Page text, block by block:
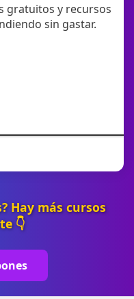
gratuitos y recursos
sin gastar.
Hay más cursos
👇